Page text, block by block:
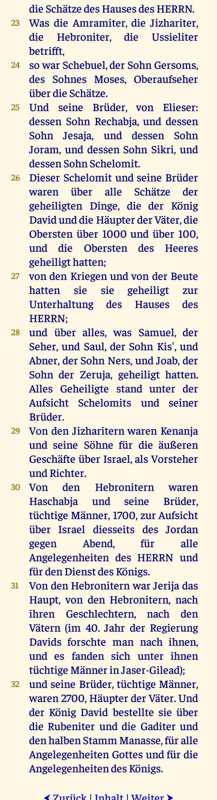
die SchätzedesHausesdesHERRN.
23 Was die Amramiter,die Jizhariter,
die
Hebroniter,die Ussieliter
betrifft,
24 sowarSchebuel,der Sohn Gersoms,
des Sohnes Moses, Oberaufseher
überdie Schätze.
25 Und seine Brüder,von Elieser:
dessen SohnRechabja,und dessen
Sohn
Jesaja, und dessen
Sohn
Joram, und dessen Sohn Sikri,und
dessenSohnSchelomit.
26 DieserSchelomit und seine Brüder
waren
über alle Schätze
der
geheiligten Dinge, die der König
Davidunddie HäupterderVäter,die
Obersten über1000und über 100,
und
die Obersten des
Heeres
geheiligthatten;
27 von den Kriegen und von der Beute
hatten
sie sie geheiligt
zur
Unterhaltung des Hauses
des
HERRN;
28 und über alles,was Samuel,der
Seher,und Saul, der Sohn Kis',und
Abner, der Sohn Ners, undJoab,der
Sohn der Zeruja, geheiligt hatten.
Alles Geheiligte stand unter der
Aufsicht Schelomits und
seiner
Brüder.
29 Von den Jizharitern waren Kenanja
und seine Söhne für die äußeren
Geschäfte über Israel,als Vorsteher
undRichter.
30 Von den Hebroniternwaren
Haschabja und seine Brüder,
tüchtige Männer, 1700, zurAufsicht
über Israel diesseits des Jordan
gegen
Abend,für
alle
Angelegenheiten des HERRN und
fürdenDienstdesKönigs.
31 Von denHebroniternwarJerijadas
Haupt,von denHebronitern,nach
ihren
Geschlechtern,nach
den
Vätern(im 40.Jahr derRegierung
Davids forschte man nach ihnen,
und es fanden sich unter ihnen
tüchtige MännerinJaser-Gilead);
32 und seine Brüder, tüchtige Männer,
waren2700, HäupterderVäter.Und
der König David bestellte sie über
die Rubeniter und die Gaditer und
denhalbenStamm Manasse,füralle
Angelegenheiten Gottes und für die
AngelegenheitendesKönigs.
⮜ ⮞